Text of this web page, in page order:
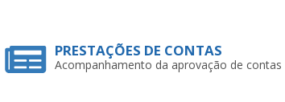
PRESTAÇÕES DE CONTAS
Acompanhamento da aprovação de contas